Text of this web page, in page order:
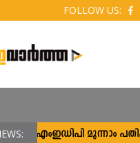
FOLLOW US:
സി‌എംഇഡിപി മൂന്നാം